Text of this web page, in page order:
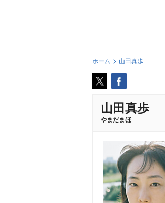
ホーム 山田真歩
山田真歩
まだまほ